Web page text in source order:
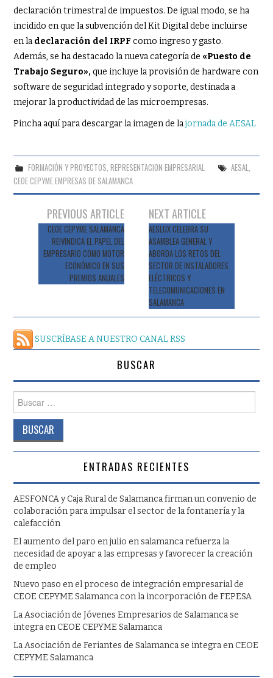
declaración trimestral de impuestos. De igual modo, se ha
incidido en que la subvención del Kit Digital debe incluirse
en la declaración del IRPF como ingreso y gasto.
Además, se ha destacado la nueva categoría de «Puesto de
Trabajo Seguro»,que incluye la provisión de hardware con
software de seguridad integrado y soporte, destinada a
mejorar la productividad de las microempresas.
Pincha aquí para descargar la imagen de lajornada de AESAL
FORMACIÓN Y PROYECTOS, REPRESENTACION EMPRESARIAL AESAL,
CEOE CEPYME EMPRESAS DE SALAMANCA
Navegación
entradas
PREVIOUS ARTICLE
CEOE CEPYME SALAMANCA
REIVINDICA EL PAPEL DEL
EMPRESARIO COMO MOTOR
ECONÓMICO EN SUS
PREMIOS ANUALES
NEXT ARTICLE
AESLUX CELEBRA SU
ASAMBLEA GENERAL Y
ABORDA LOS RETOS DEL
SECTOR DE INSTALADORES
ELÉCTRICOS Y
TELECOMUNICACIONES EN
SALAMANCA
SUSCRÍBASE A NUESTRO CANAL RSS
BUSCAR
ENTRADAS RECIENTES
AESFONCA y Caja Rural de Salamanca firman un convenio de
colaboración para impulsar el sector de la fontanería y la
calefacción
El aumento del paro en julio en salamanca refuerza la
necesidad de apoyar a las empresas y favorecer la creación
de empleo
Nuevo paso en el proceso de integración empresarial de
CEOE CEPYME Salamanca con la incorporación de FEPESA
La Asociación de Jóvenes Empresarios de Salamanca se
integra en CEOE CEPYME Salamanca
La Asociación de Feriantes de Salamanca se integra en CEOE
CEPYME Salamanca